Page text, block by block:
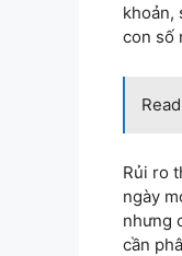
khoản,
con số
Rủi ro
ngày
nhưng
cần